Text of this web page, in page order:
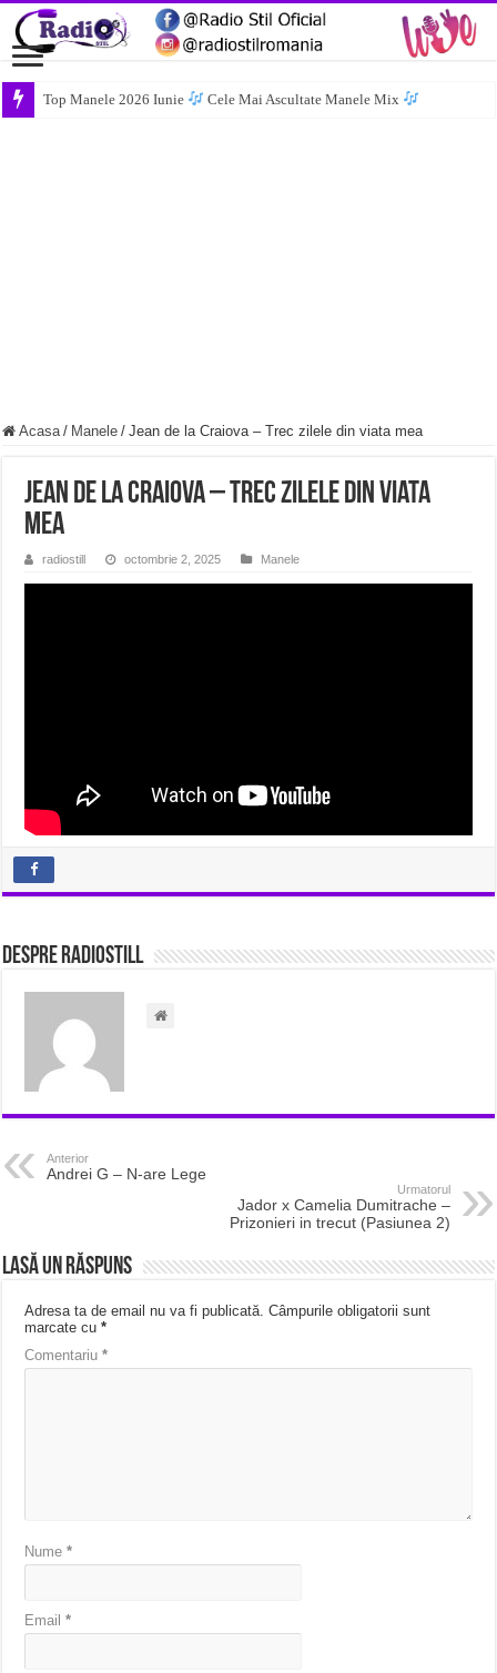
Top Manele 2026 Iunie Cele Mai Ascultate Manele Mix
Acasa / Manele / Jean de la Craiova – Trec zilele din viata mea
Jean de la Craiova – Trec zilele din viata
mea
radiostill octombrie 2, 2025 Manele
Despre radiostill
Anterior
Andrei G – N-are Lege
Urmatorul
Jador x Camelia Dumitrache –
Prizonieri in trecut (Pasiunea 2)
Lasă un răspuns
Adresa ta de email nu va fi publicată. Câmpurile obligatorii sunt
marcate cu*
Comentariu*
Nume*
Email*